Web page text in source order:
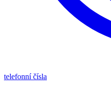
telefonní čísla